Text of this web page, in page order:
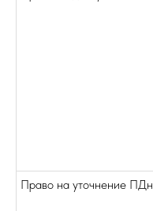
Право на уточнение ПДн